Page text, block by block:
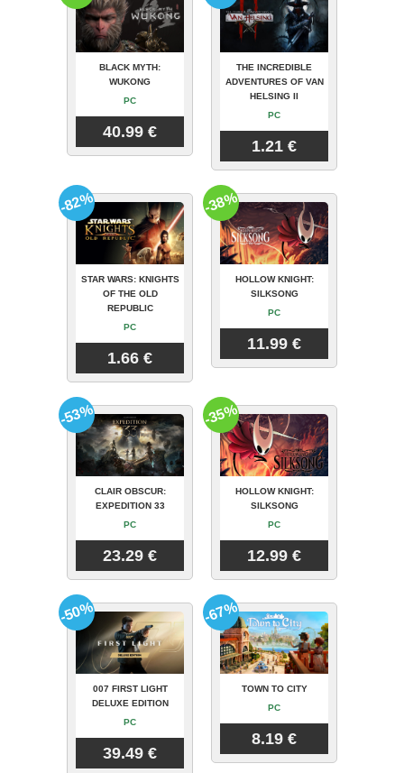
BLACK MYTH:
WUKONG
PC
40.99 €
THE INCREDIBLE
ADVENTURES OF VAN
HELSING II
PC
1.21 €
STAR WARS: KNIGHTS
OF THE OLD
REPUBLIC
PC
1.66 €
-82%
HOLLOW KNIGHT:
SILKSONG
PC
11.99 €
-38%
CLAIR OBSCUR:
EXPEDITION 33
PC
23.29 €
-53%
HOLLOW KNIGHT:
SILKSONG
PC
12.99 €
-35%
007 FIRST LIGHT
DELUXE EDITION
PC
39.49 €
-50%
TOWN TO CITY
PC
8.19 €
-67%